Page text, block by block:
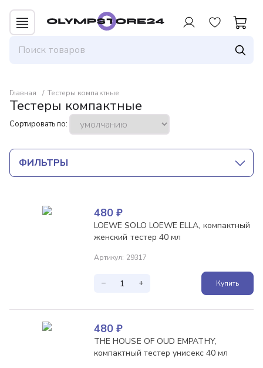
Главная Тестеры компактные
Тестеры компактные
Сортировать по:
ФИЛЬТРЫ
480 ₽
LOEWE SOLO LOEWE ELLA, компактный
женский тестер 40 мл
Артикул: 29317
− + Купить
480 ₽
THE HOUSE OF OUD EMPATHY,
компактный тестер унисекс 40 мл